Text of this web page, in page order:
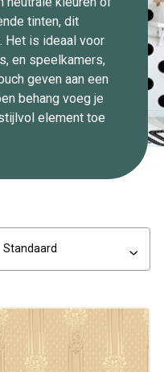
tinten, dit
Het is ideaal voor
en speelkamers,
geven aan een
behang voeg je
element toe
Standaard